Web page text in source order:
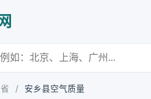
/ 安乡县空气质量